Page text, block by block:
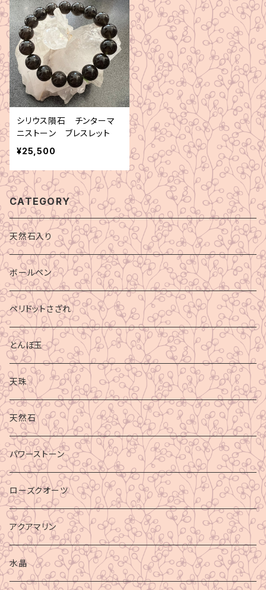
シリウス隕石 チンターマ
ニストーン ブレスレット
¥25,500
CATEGORY
天然石入り
ボールペン
ペリドットさざれ
とんぼ玉
天珠
天然石
パワーストーン
ローズクオーツ
アクアマリン
水晶